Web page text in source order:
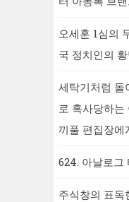
오세훈 1심의
국 정치인의
세탁기처럼 돌
로 혹사당하는
끼풀 편집장에
624. 아날로그
주식창의 표독